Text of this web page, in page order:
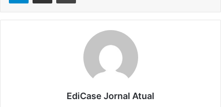
EdiCase Jornal Atual